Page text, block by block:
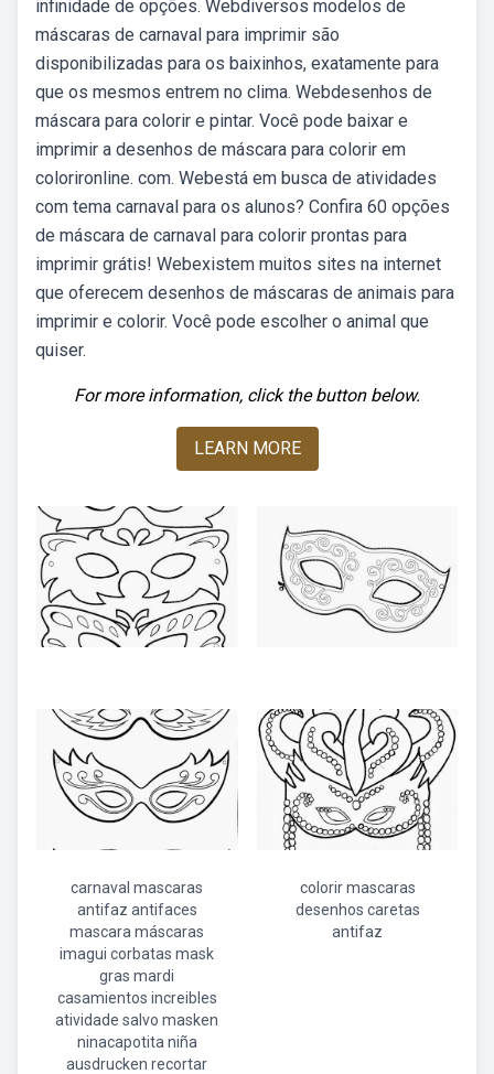
infinidade de opções. Webdiversos modelos de
máscaras de carnaval para imprimir são
disponibilizadas para os baixinhos, exatamente para
que os mesmos entrem no clima. Webdesenhos de
máscara para colorir e pintar. Você pode baixar e
imprimir a desenhos de máscara para colorir em
colorironline. com. Webestá em busca de atividades
com tema carnaval para os alunos? Confira 60 opções
de máscara de carnaval para colorir prontas para
imprimir grátis! Webexistem muitos sites na internet
que oferecem desenhos de máscaras de animais para
imprimir e colorir. Você pode escolher o animal que
quiser.
For more information, click the button below.
LEARN MORE
carnaval mascaras
antifaz antifaces
mascara máscaras
imagui corbatas mask
gras mardi
casamientos increibles
atividade salvo masken
ninacapotita niña
ausdrucken recortar
colorir mascaras
desenhos caretas
antifaz